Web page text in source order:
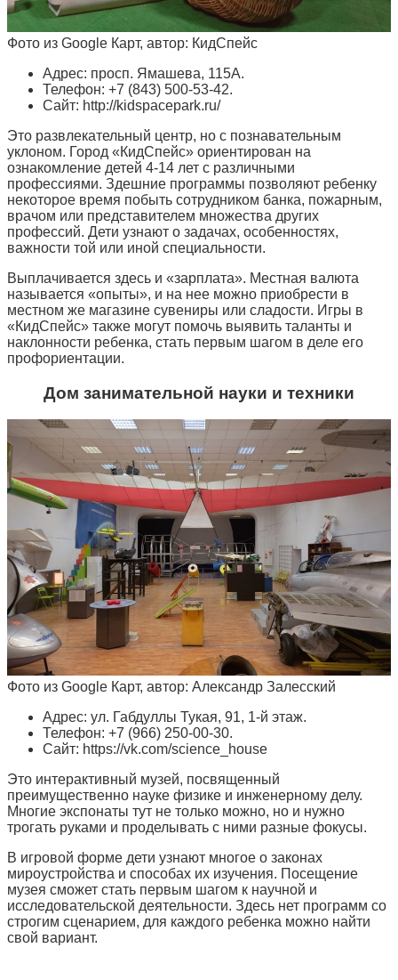
Фото из Google Карт, автор: КидСпейс
Адрес: просп. Ямашева, 115А.
Телефон: +7 (843) 500-53-42.
Сайт: http://kidspacepark.ru/
Это развлекательный центр, но с познавательным
уклоном. Город «КидСпейс» ориентирован на
ознакомление детей 4-14 лет с различными
профессиями. Здешние программы позволяют ребенку
некоторое время побыть сотрудником банка, пожарным,
врачом или представителем множества других
профессий. Дети узнают о задачах, особенностях,
важности той или иной специальности.
Выплачивается здесь и «зарплата». Местная валюта
называется «опыты», и на нее можно приобрести в
местном же магазине сувениры или сладости. Игры в
«КидСпейс» также могут помочь выявить таланты и
наклонности ребенка, стать первым шагом в деле его
профориентации.
Дом занимательной науки и техники
Фото из Google Карт, автор: Александр Залесский
Адрес: ул. Габдуллы Тукая, 91, 1-й этаж.
Телефон: +7 (966) 250-00-30.
Сайт: https://vk.com/science_house
Это интерактивный музей, посвященный
преимущественно науке физике и инженерному делу.
Многие экспонаты тут не только можно, но и нужно
трогать руками и проделывать с ними разные фокусы.
В игровой форме дети узнают многое о законах
мироустройства и способах их изучения. Посещение
музея сможет стать первым шагом к научной и
исследовательской деятельности. Здесь нет программ со
строгим сценарием, для каждого ребенка можно найти
свой вариант.